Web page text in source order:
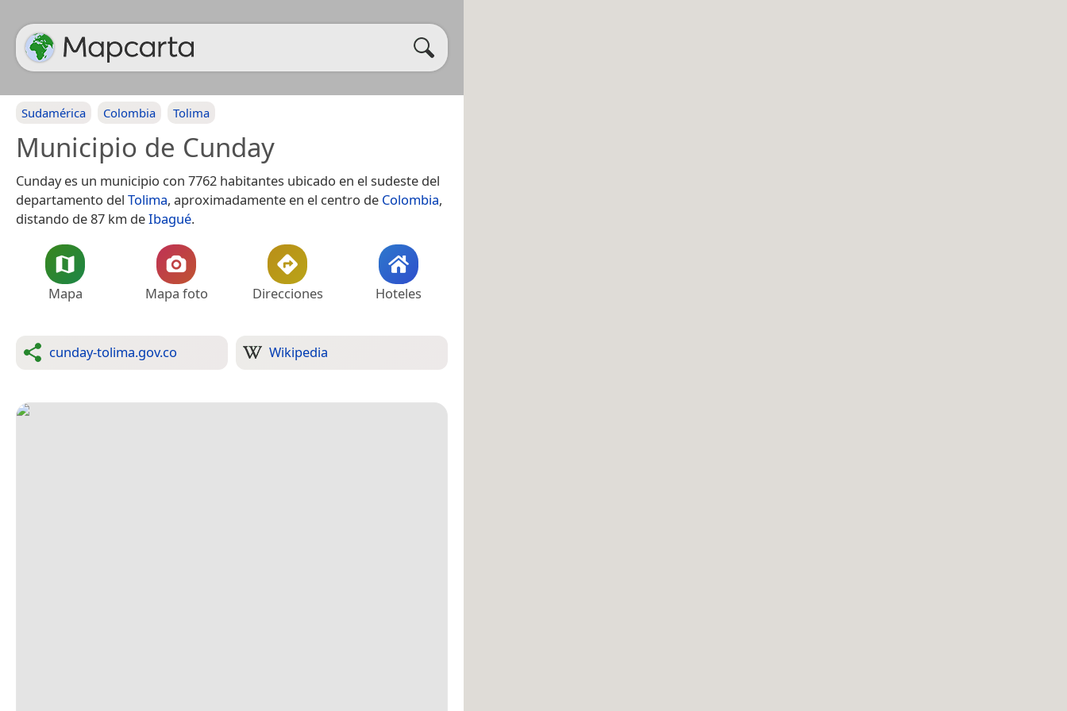
Sudamérica Colombia Tolima
Municipio de Cunday
Cunday es un municipio con 7762 habitantes ubicado en el sudeste del
departamento del Tolima, aproximadamente en el centro de Colombia,
distando de 87 km deIbagué.
Mapa Mapa foto Direcciones Hoteles
cunday-tolima.gov.co Wikipedia